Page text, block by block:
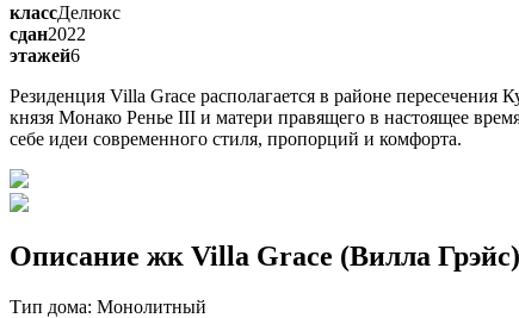
классДелюкс
сдан2022
этажей6
Резиденция Villa Grace располагается в районе
князя Монако Ренье III и матери правящего в настоящее
себе идеи современного стиля, пропорций и комфорта.
Описание жк Villa Grace (Вилла Грэйс)
Тип дома: Монолитный